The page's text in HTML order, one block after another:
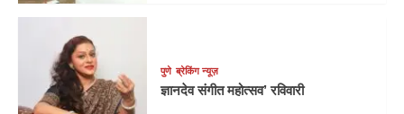
पुणे ब्रेकिंग न्यूज़
ज्ञानदेव संगीत महोत्सव’ रविवारी